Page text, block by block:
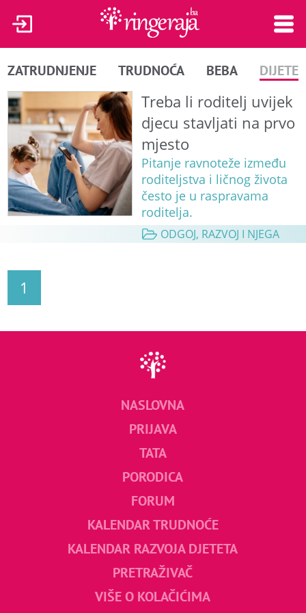
ZATRUDNJENJE TRUDNOĆA BEBA DIJETE
Treba li roditelj uvijek
djecu stavljati na prvo
mjesto
Pitanje ravnoteže između
roditeljstva i ličnog života
često je u raspravama
roditelja.
ODGOJ, RAZVOJ I NJEGA
1
NASLOVNA
PRIJAVA
TATA
PORODICA
FORUM
KALENDAR TRUDNOĆE
KALENDAR RAZVOJA DJETETA
PRETRAŽIVAČ
VIŠE O KOLAČIĆIMA